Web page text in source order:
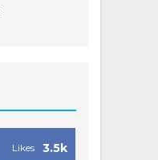
3.5k
Likes